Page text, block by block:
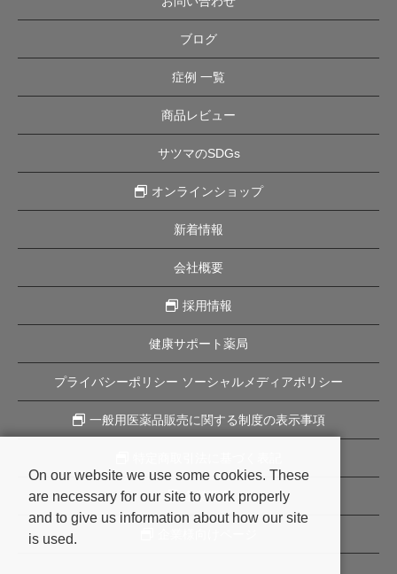
ブログ
症例 一覧
商品レビュー
サツマのSDGs
オンラインショップ
新着情報
会社概要
採用情報
健康サポート薬局
プライバシーポリシー ソーシャルメディアポリシー
一般用医薬品販売に関する制度の表示事項
企業理念
On our website we use some cookies. These
are necessary for our site to work properly
and to give us information about how our site
is used.